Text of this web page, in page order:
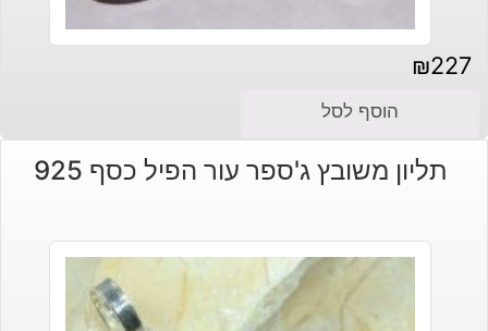
₪227
הוסף לסל
תליון משובץ ג'ספר עור הפיל כסף 925